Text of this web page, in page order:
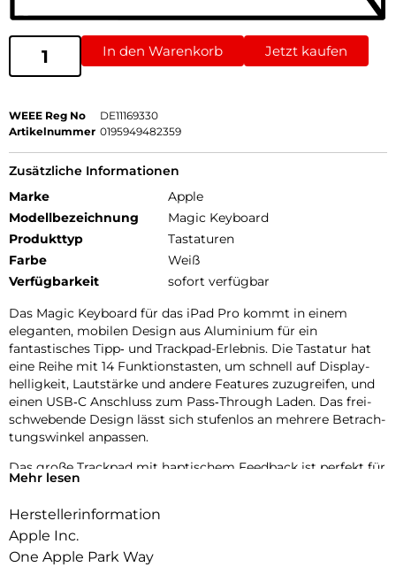
In den Warenkorb Jetzt kaufen
WEEE Reg No
DE11169330
Artikelnummer 0195949482359
Zusätzliche Informationen
Marke
Apple
Modellbezeichnung
Magic Keyboard
Produkttyp
Tastaturen
Farbe
Weiß
Verfügbarkeit
sofort verfügbar
Das Magic Keyboard für das iPad Pro kommt in einem
eleganten, mobilen Design aus Aluminium für ein
fantastisches Tipp‑ und Trackpad-Erlebnis. Die Tastatur hat
eine Reihe mit 14 Funktions­tasten, um schnell auf Display­
helligkeit, Lautstärke und andere Features zuzugreifen, und
einen USB‑C Anschluss zum Pass‑Through Laden. Das frei­
schwebende Design lässt sich stufenlos an mehrere Betrach­
tungs­winkel anpassen.
Das große Trackpad mit haptischem Feedback ist perfekt für
Aufgaben, bei denen es auf Präzision ankommt, wie Tabellen
deinem iPad mit intuitiven und vertrauten Multi-Touch
Gesten. Das robuste Cover schützt Vorder‑ und Rückseite
und ist perfekt, um dein iPad Pro überallhin mitzunehmen.
Mehr lesen
Herstellerinformation
Apple Inc.
One Apple Park Way